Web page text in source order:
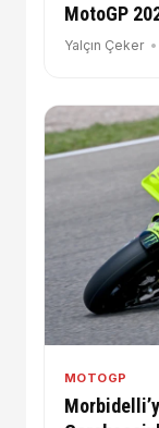
MotoGP
Yalçın Çeker
MOTOGP